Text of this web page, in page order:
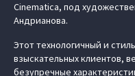
Cinematica, под
Андрианова.
Этот технологичный и
взыскательных клиентов,
безупречные